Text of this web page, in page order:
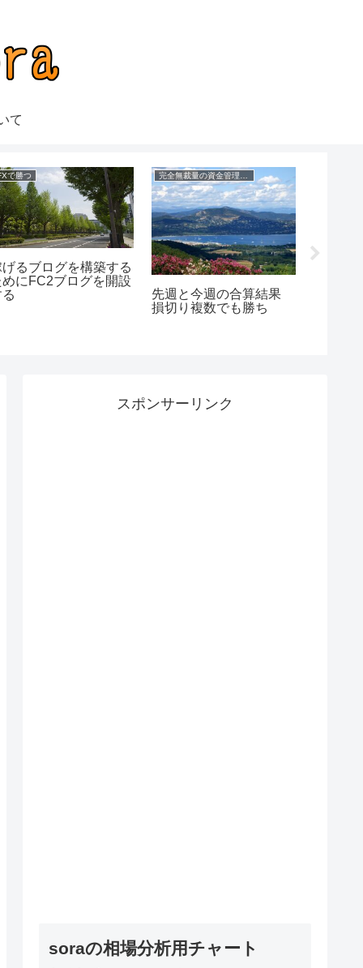
て
で勝つ
げるブログを構築する
めにFC2ブログを開設
先週と今週の合算結果
損切り複数でも勝ち
スポンサーリンク
soraの相場分析用チャート